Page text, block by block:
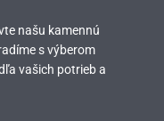
našu kamennú
s výberom
vašich potrieb a